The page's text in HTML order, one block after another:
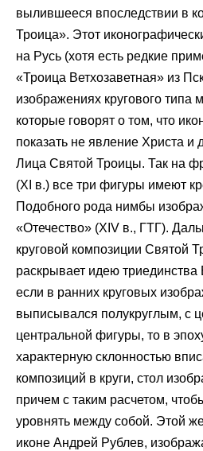
вылившееся впоследствии в
Троица». Этот
на Русь (хотя есть редкие
«Троица Ветхозаветная» из
изображениях кругового типа
которые говорят о том, что
показать не явление Христа и
Лица Святой Троицы. Так на
(XI в.) все три фигуры имеют
Подобного рода нимбы
«Отечество» (XIV в., ГТГ).
круговой композиции Святой
раскрывает идею триединства
если в ранних круговых
выписывался полукруглым, с
центральной фигуры, то в
характерную склонностью
композиций в круги, стол
причем с таким расчетом,
уровнять между собой. Этой
иконе Андрей Рублев,